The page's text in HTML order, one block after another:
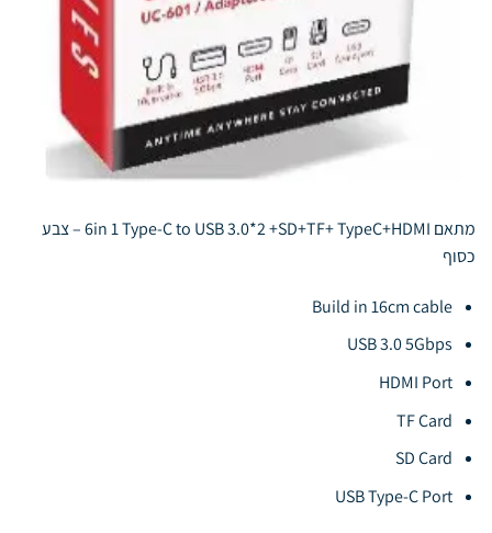
מתאם 6in 1 Type-C to USB 3.0*2 +SD+TF+ TypeC+HDMI – צבע
כסוף
Build in 16cm cable
USB 3.0 5Gbps
HDMI Port
TF Card
SD Card
USB Type-C Port